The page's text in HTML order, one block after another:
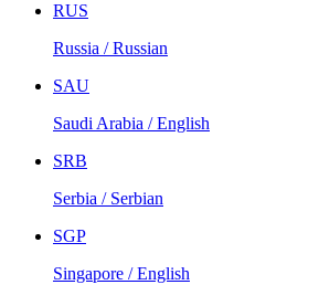
RUS
Russia / Russian
SAU
Saudi Arabia / English
SRB
Serbia / Serbian
SGP
Singapore / English